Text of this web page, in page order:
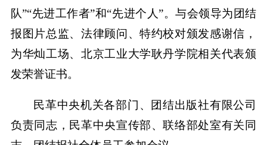
队”“先进工作者”和“先进个人”。与会领导为团结
报图片总监、法律顾问、特约校对颁发感谢信，
为华灿工场、北京工业大学耿丹学院相关代表颁
发荣誉证书。
民革中央机关各部门、团结出版社有限公司
负责同志，民革中央宣传部、联络部处室有关同